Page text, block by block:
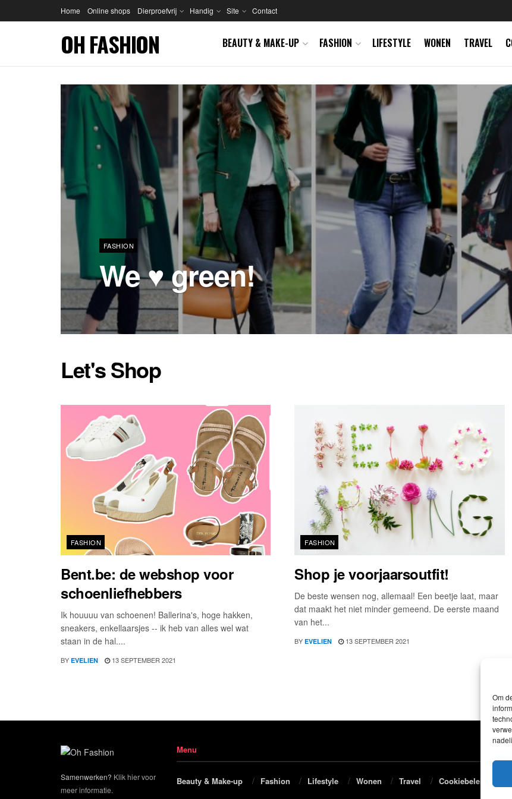
Om
Home Online shops Dierproefvrij Handig Site Contact
OH FASHION BEAUTY & MAKE-UP FASHION LIFESTYLE WONEN TRAVEL
FASHION
We ♥ green!
Let's Shop
FASHION
Bent.be: de webshop voor
schoenliefhebbers
Ik houuuu van schoenen! Ballerina's, hoge hakken,
sneakers, enkellaarsjes -- ik heb van alles wel wat
staan in de hal....
BY EVELIEN 13 SEPTEMBER 2021
FASHION
Shop je voorjaarsoutfit!
De beste wensen nog, allemaal! Een beetje laat, maar
dat maakt het niet minder gemeend. De eerste maand
van het...
BY EVELIEN 13 SEPTEMBER 2021
Samenwerken? Klik hier voor
meer informatie.
Menu
Beauty & Make-up Fashion Lifestyle Wonen Travel Cookiebeleid (EU)